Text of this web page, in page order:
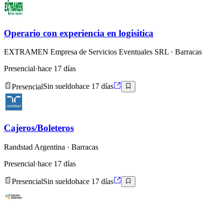
Operario con experiencia en logisitica
EXTRAMEN Empresa de Servicios Eventuales SRL · Barracas
Presencial·hace 17 días
PresencialSin sueldohace 17 días
Cajeros/Boleteros
Randstad Argentina · Barracas
Presencial·hace 17 días
PresencialSin sueldohace 17 días